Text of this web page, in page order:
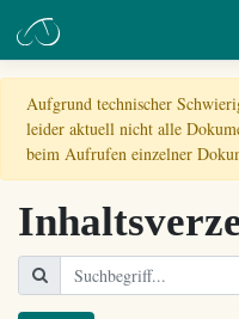
Aufgrund technischer
leider aktuell nicht alle
beim Aufrufen einzelner